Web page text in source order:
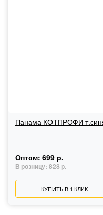
Панама КОТПРОФИ
Оптом: 699 р.
В розницу: 828 р.
КУПИТЬ В 1 КЛИК